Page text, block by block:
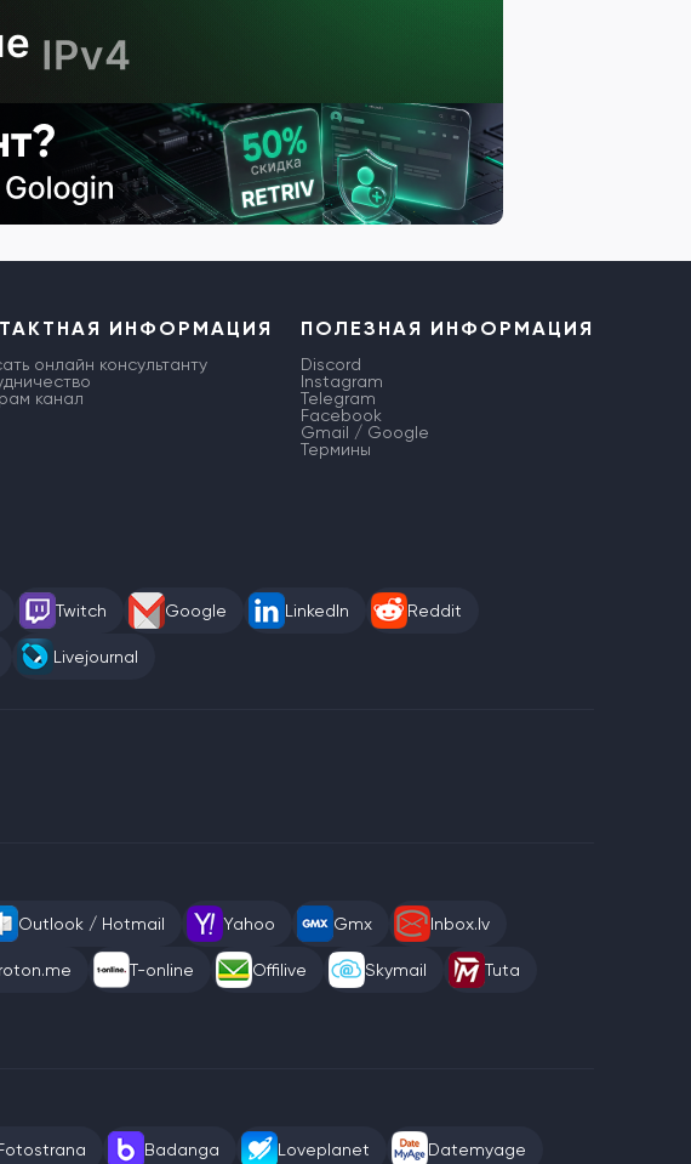
ИНФОРМАЦИЯ
онлайн консультанту
канал
ПОЛЕЗНАЯ ИНФОРМАЦИЯ
Discord
Instagram
Telegram
Facebook
Gmail / Google
Термины
Twitch Google LinkedIn Reddit
Livejournal
Outlook / Hotmail Yahoo Gmx Inbox.lv
T-online Offilive Skymail Tuta
Badanga Loveplanet Datemyage